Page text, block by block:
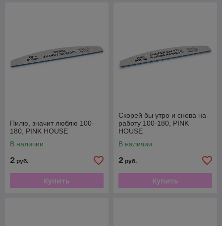
Пилю, значит люблю 100-
180, PINK HOUSE
В наличии
2 руб.
Купить
Скорей бы утро и снова на
работу 100-180, PINK
HOUSE
В наличии
2 руб.
Купить